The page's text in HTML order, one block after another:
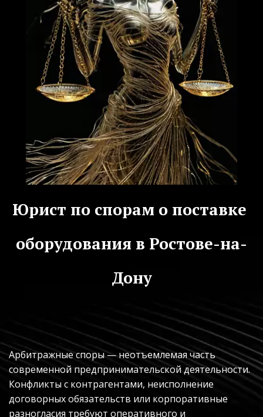
Юрист по спорам о поставке
оборудования в Ростове-на-
Дону
Арбитражные споры — неотъемлемая часть
современной предпринимательской деятельности.
Конфликты с контрагентами, неисполнение
договорных обязательств или корпоративные
разногласия требуют оперативного и